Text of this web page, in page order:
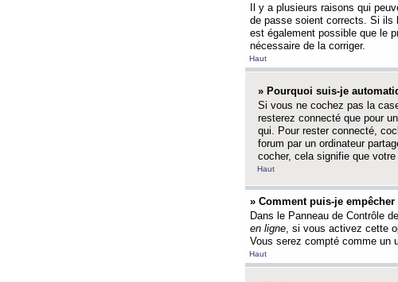
Il y a plusieurs raisons qui
de passe soient corrects. Si ils
est également possible que le
nécessaire de la corriger.
Haut
» Pourquoi suis-je
Si vous ne cochez pas la
resterez connecté que pour
qui. Pour rester connecté,
forum par un ordinateur
cocher, cela signifie que
Haut
» Comment puis-je
Dans le Panneau de Contrôle
en ligne, si vous activez cette
Vous serez compté comme un
Haut